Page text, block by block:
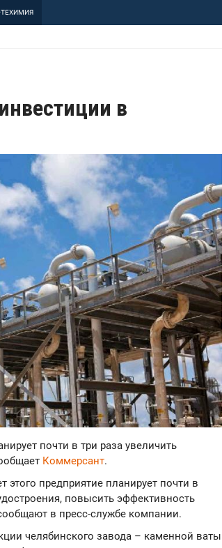
в
почти в три раза увеличить
Коммерсант.
этого предприятие планирует почти в
повысить эффективность
в пресс-службе компании.
челябинского завода – каменной ваты